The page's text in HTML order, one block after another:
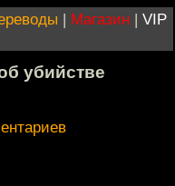
| Магазин | VIP
убийстве